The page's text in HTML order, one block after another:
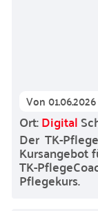
Von
Ort:Digital
Der TK-
Kursangebot
TK-
Pflegekurs.